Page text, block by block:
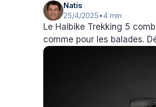
Natis
25/4/2025•4 min
Le Haibike Trekking 5
comme pour les balades.